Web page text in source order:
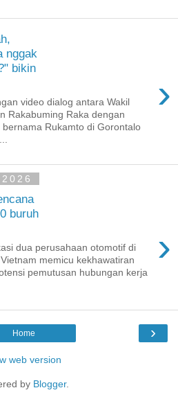
nggak
bikin
›
video dialog antara Wakil
Rakabuming Raka dengan
Rukamto di Gorontalo
buruh
›
dua perusahaan otomotif di
memicu kekhawatiran
pemutusan hubungan kerja
›
Home
web version
by Blogger.